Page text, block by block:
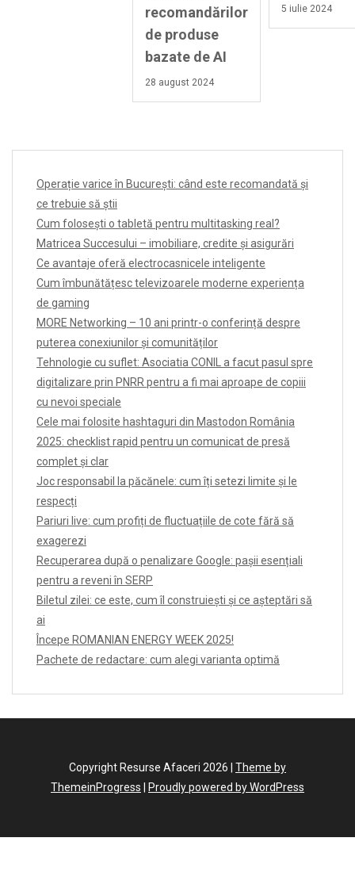
recomandărilor
de produse
bazate de AI
28 august 2024
5 iulie 2024
Operație varice în București: când este recomandată și
ce trebuie să știi
Cum folosești o tabletă pentru multitasking real?
Matricea Succesului – imobiliare, credite și asigurări
Ce avantaje oferă electrocasnicele inteligente
Cum îmbunătățesc televizoarele moderne experiența
de gaming
MORE Networking – 10 ani printr-o conferință despre
puterea conexiunilor și comunităților
Tehnologie cu suflet: Asociatia CONIL a facut pasul spre
digitalizare prin PNRR pentru a fi mai aproape de copiii
cu nevoi speciale
Cele mai folosite hashtaguri din Mastodon România
2025: checklist rapid pentru un comunicat de presă
complet și clar
Joc responsabil la păcănele: cum îți setezi limite și le
respecți
Pariuri live: cum profiți de fluctuațiile de cote fără să
exagerezi
Recuperarea după o penalizare Google: pașii esențiali
pentru a reveni în SERP
Biletul zilei: ce este, cum îl construiești și ce așteptări să
ai
Începe ROMANIAN ENERGY WEEK 2025!
Pachete de redactare: cum alegi varianta optimă
Copyright Resurse Afaceri 2026 | Theme by
ThemeinProgress
Proudly powered by WordPress